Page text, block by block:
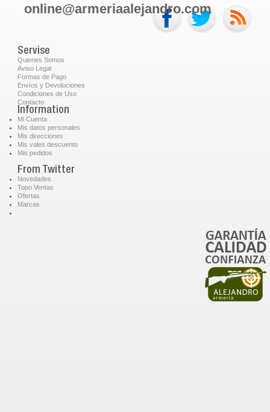
online@armeriaalejandro.com
Servise
Quienes Somos
Aviso Legal
Formas de Pago
Envíos y Devoluciones
Condiciones de Uso
Contacto
Information
Mi Cuenta
Mis datos personales
Mis direcciones
Mis vales descuento
Mis pedidos
From Twitter
Novedades
Topo Ventas
Ofertas
Marcas